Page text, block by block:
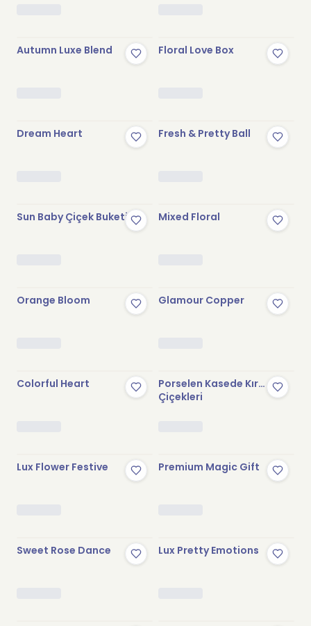
Autumn Luxe Blend Floral Love Box
Dream Heart Fresh & Pretty Ball
Sun Baby Çiçek Buketi Mixed Floral
Orange Bloom Glamour Copper
Colorful Heart
Porselen Kasede Kır
Çiçekleri
Lux Flower Festive Premium Magic Gift
Sweet Rose Dance Lux Pretty Emotions